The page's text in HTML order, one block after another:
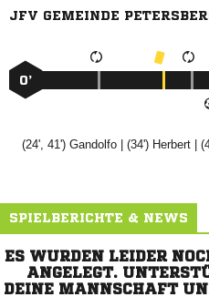
JFV GEMEINDE
0’
(24', 41')  | (34')  |
SPIELBERICHTE & NEWS
ES WURDEN LEIDER
ANGELEGT.
DEINE MANNSCHAFT